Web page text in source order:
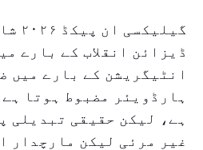
ڈیزائن انقلاب کے بارے
انٹیگریشن کے بارے میں
ہارڈویئر مضبوط ہوتا
غیر مرئی لیکن مارچدار